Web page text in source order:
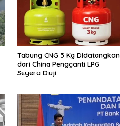
Tabung CNG 3 Kg Didatangkan
dari China Pengganti LPG
Segera Diuji